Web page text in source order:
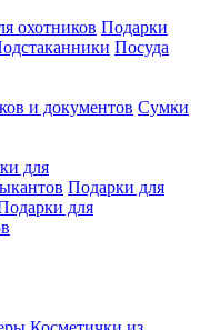
охотников Подарки
Посуда
и документов Сумки
для
Подарки для
для